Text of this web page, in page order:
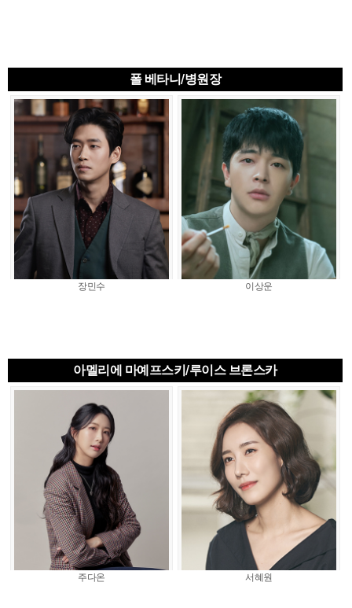
폴 베타니/병원장
장민수 이상운
아멜리에 마예프스키/루이스 브론스카
주다온 서혜원